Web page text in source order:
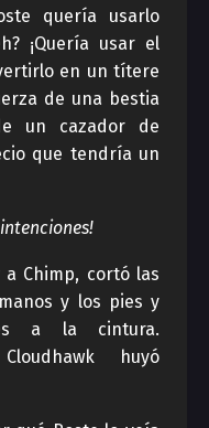
quería usarlo
¡Quería usar el
en un títere
de una bestia
un cazador de
que tendría un
a Chimp, cortó las
y los pies y
a la cintura.
huyó